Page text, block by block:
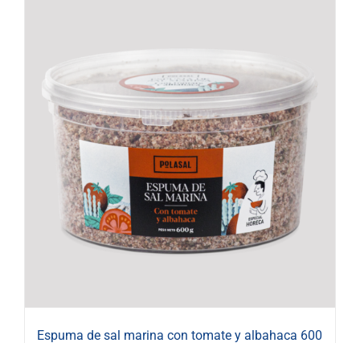
Espuma de sal marina con tomate y albahaca 600